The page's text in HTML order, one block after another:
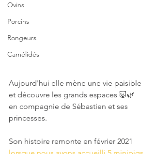
Ovins
Porcins
Rongeurs
Camélidés
Aujourd'hui elle mène une vie paisible
et découvre les grands espaces 🐷🌿
en compagnie de Sébastien et ses
princesses.
Son histoire remonte en février 2021